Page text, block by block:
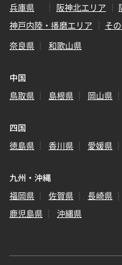
兵庫県
阪神北エリア
神戸内陸・播磨エリア
そ
奈良県
和歌山県
中国
鳥取県
島根県 岡山県
四国
徳島県
香川県 愛媛県
九州・沖縄
福岡県
佐賀県 長崎県
鹿児島県
沖縄県